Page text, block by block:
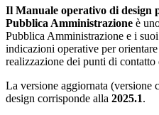
Il Manuale operativo di design
Pubblica Amministrazione è
Pubblica Amministrazione e i
indicazioni operative per
realizzazione dei punti di
La versione aggiornata (versione
design corrisponde alla 2025.1.